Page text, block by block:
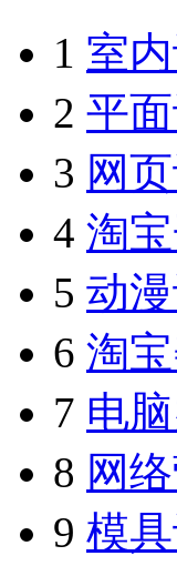
1 室
2 平
3 网
4 淘
5 动
6 淘
7 电
8 网
9 模